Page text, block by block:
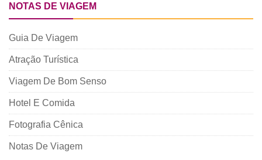
NOTAS DE VIAGEM
Guia De Viagem
Atração Turística
Viagem De Bom Senso
Hotel E Comida
Fotografia Cênica
Notas De Viagem